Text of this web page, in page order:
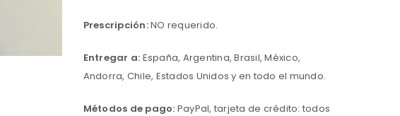
Prescripción:NO requerido.
Entregar a: España, Argentina, Brasil, México,
Andorra, Chile, Estados Unidos y en todo el mundo.
Métodos de pago: PayPal, tarjeta de crédito: todos